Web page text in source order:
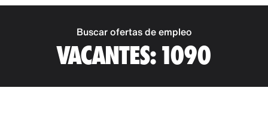
Buscar ofertas de empleo
VACANTES:1090